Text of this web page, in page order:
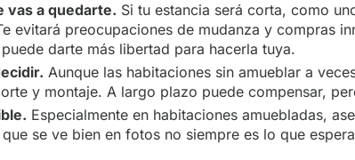
vas a quedarte. Si tu estancia será corta, como
evitará preocupaciones de mudanza y compras
darte más libertad para hacerla tuya.
Aunque las habitaciones sin amueblar a
y montaje. A largo plazo puede compensar,
Especialmente en habitaciones amuebladas,
se ve bien en fotos no siempre es lo que